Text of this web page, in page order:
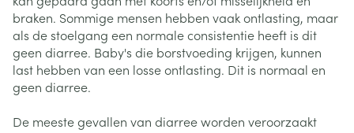
braken. Sommige mensen hebben vaak ontlasting, maar
als de stoelgang een normale consistentie heeft is dit
geen diarree. Baby's die borstvoeding krijgen, kunnen
last hebben van een losse ontlasting. Dit is normaal en
geen diarree.
De meeste gevallen van diarree worden veroorzaakt